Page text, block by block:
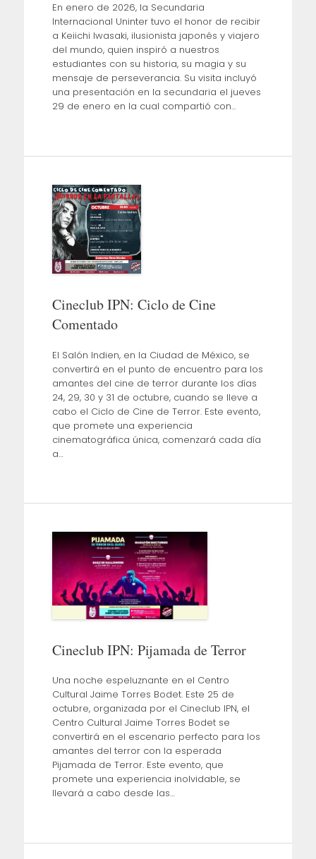
En enero de 2026, la Secundaria
Internacional Uninter tuvo el honor de recibir
a Keiichi Iwasaki, ilusionista japonés y viajero
del mundo, quien inspiró a nuestros
estudiantes con su historia, su magia y su
mensaje de perseverancia. Su visita incluyó
una presentación en la secundaria el jueves
29 de enero en la cual compartió con…
Cineclub IPN: Ciclo de Cine
Comentado
El Salón Indien, en la Ciudad de México, se
convertirá en el punto de encuentro para los
amantes del cine de terror durante los días
24, 29, 30 y 31 de octubre, cuando se lleve a
cabo el Ciclo de Cine de Terror. Este evento,
que promete una experiencia
cinematográfica única, comenzará cada día
a…
Cineclub IPN: Pijamada de Terror
Una noche espeluznante en el Centro
Cultural Jaime Torres Bodet. Este 25 de
octubre, organizada por el Cineclub IPN, el
Centro Cultural Jaime Torres Bodet se
convertirá en el escenario perfecto para los
amantes del terror con la esperada
Pijamada de Terror. Este evento, que
promete una experiencia inolvidable, se
llevará a cabo desde las…